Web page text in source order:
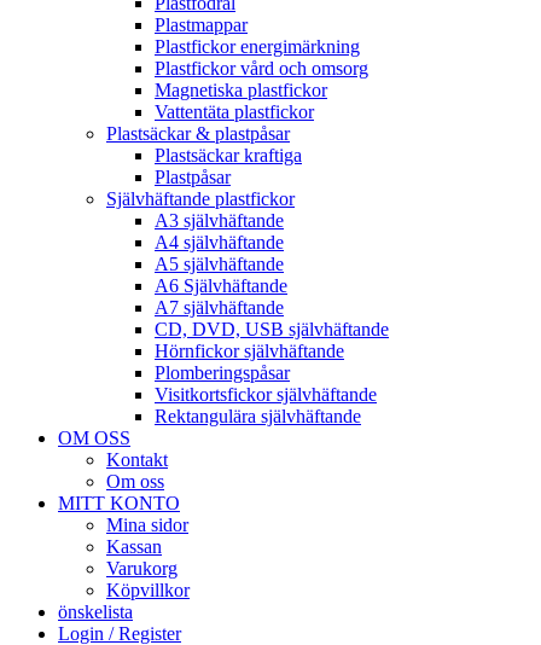
Plastmappar
Plastfickor energimärkning
Plastfickor vård och omsorg
Magnetiska plastfickor
Vattentäta plastfickor
Plastsäckar & plastpåsar
Plastsäckar kraftiga
Plastpåsar
Självhäftande plastfickor
A3 självhäftande
A4 självhäftande
A5 självhäftande
A6 Självhäftande
A7 självhäftande
CD, DVD, USB självhäftande
Hörnfickor självhäftande
Plomberingspåsar
Visitkortsfickor självhäftande
Rektangulära självhäftande
OM OSS
Kontakt
Om oss
MITT KONTO
Mina sidor
Kassan
Varukorg
Köpvillkor
önskelista
Login / Register